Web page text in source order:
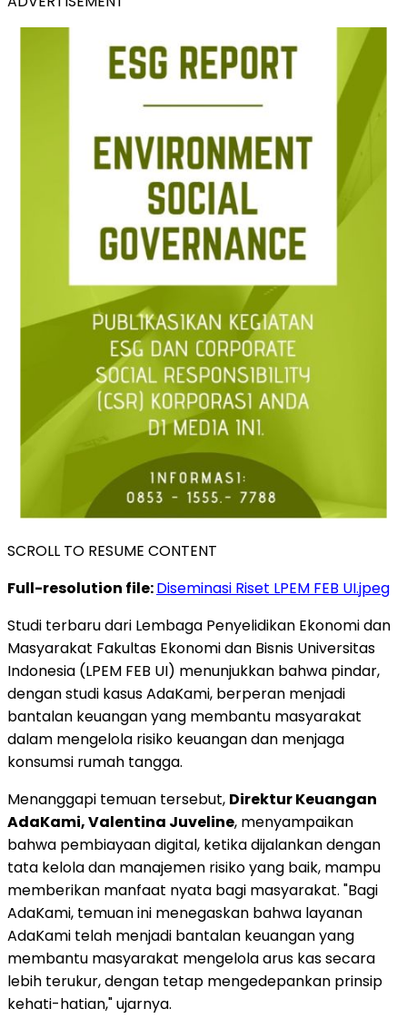
SCROLL TO RESUME CONTENT
Full-resolution file:Diseminasi Riset LPEM FEB UI.jpeg
Studi terbaru dari Lembaga Penyelidikan Ekonomi dan
Masyarakat Fakultas Ekonomi dan Bisnis Universitas
Indonesia (LPEM FEB UI) menunjukkan bahwa pindar,
dengan studi kasus AdaKami, berperan menjadi
bantalan keuangan yang membantu masyarakat
dalam mengelola risiko keuangan dan menjaga
konsumsi rumah tangga.
Menanggapi temuan tersebut, Direktur Keuangan
AdaKami, Valentina Juveline, menyampaikan
bahwa pembiayaan digital, ketika dijalankan dengan
tata kelola dan manajemen risiko yang baik, mampu
memberikan manfaat nyata bagi masyarakat. "Bagi
AdaKami, temuan ini menegaskan bahwa layanan
AdaKami telah menjadi bantalan keuangan yang
membantu masyarakat mengelola arus kas secara
lebih terukur, dengan tetap mengedepankan prinsip
kehati-hatian," ujarnya.